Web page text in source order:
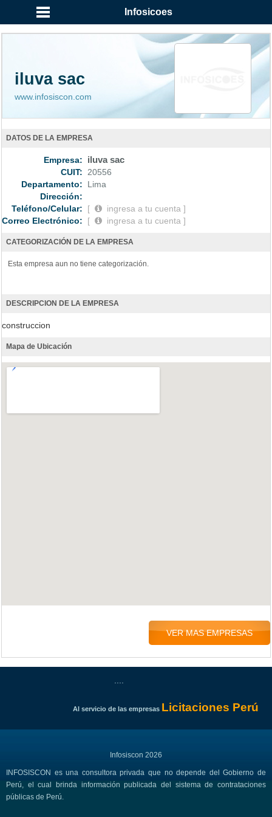
Infosicoes
iluva sac
www.infosiscon.com
DATOS DE LA EMPRESA
Empresa: iluva sac
CUIT: 20556
Departamento: Lima
Dirección:
Teléfono/Celular:
[
ingresa a tu cuenta ]
Correo Electrónico:
[ ingresa a tu cuenta ]
CATEGORIZACIÓN DE LA EMPRESA
Esta empresa aun no tiene categorización.
DESCRIPCION DE LA EMPRESA
construccion
Mapa de Ubicación
VER MAS EMPRESAS
Al servicio de las empresas Licitaciones Perú
Infosiscon 2026
INFOSISCON es una consultora privada que no depende del Gobierno de
Perú, el cual brinda información publicada del sistema de contrataciones
públicas de Perú.